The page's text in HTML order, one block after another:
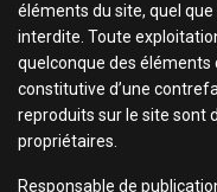
éléments du site, quel
interdite. Toute
quelconque des éléments
constitutive d’une
reproduits sur le site sont
propriétaires.
Responsable de